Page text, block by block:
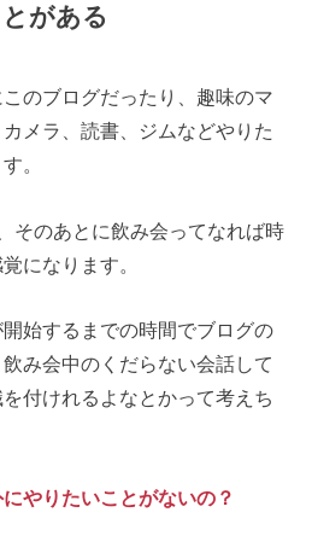
がある
のブログだったり、趣味のマ
メラ、読書、ジムなどやりた
。
そのあとに飲み会ってなれば時
になります。
始するまでの時間でブログの
み会中のくだらない会話して
付けれるよなとかって考えち
やりたいことがないの？